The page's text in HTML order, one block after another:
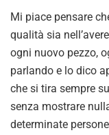
Mi piace pensare
qualità sia
ogni nuovo pezzo,
parlando e lo dico
che si tira sempre
senza mostrare
determinate